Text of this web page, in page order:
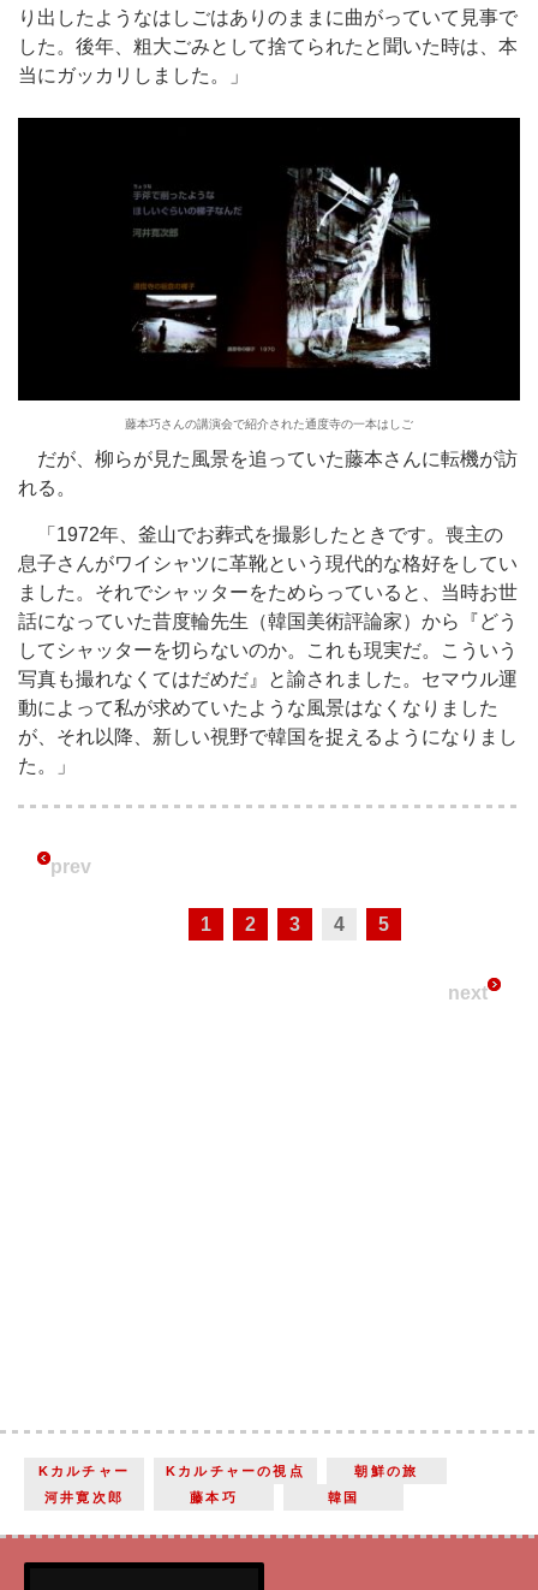
り出したようなはしごはありのままに曲がっていて見事で
した。後年、粗大ごみとして捨てられたと聞いた時は、本
当にガッカリしました。」
藤本巧さんの講演会で紹介された通度寺の一本はしご
だが、柳らが見た風景を追っていた藤本さんに転機が訪
れる。
「1972年、釜山でお葬式を撮影したときです。喪主の
息子さんがワイシャツに革靴という現代的な格好をしてい
ました。それでシャッターをためらっていると、当時お世
話になっていた昔度輪先生（韓国美術評論家）から『どう
してシャッターを切らないのか。これも現実だ。こういう
写真も撮れなくてはだめだ』と諭されました。セマウル運
動によって私が求めていたような風景はなくなりました
が、それ以降、新しい視野で韓国を捉えるようになりまし
た。」
prev
1 2 3 4 5
next
Kカルチャー Kカルチャーの視点
朝鮮の旅
河井寛次郎
藤本巧 韓国